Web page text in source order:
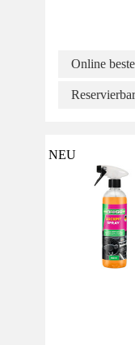
Online
Reservierbar
NEU